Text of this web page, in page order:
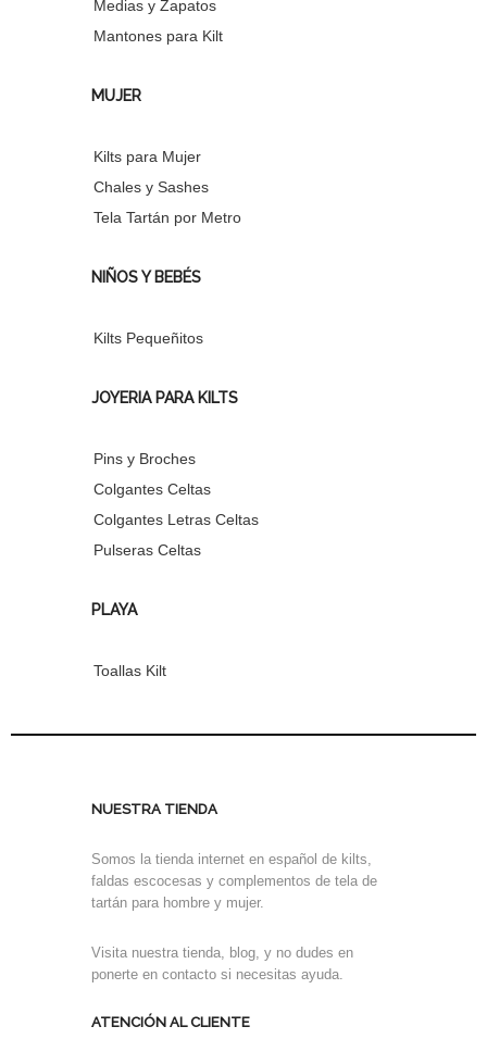
Medias y Zapatos
Mantones para Kilt
MUJER
Kilts para Mujer
Chales y Sashes
Tela Tartán por Metro
NIÑOS Y BEBÉS
Kilts Pequeñitos
JOYERIA PARA KILTS
Pins y Broches
Colgantes Celtas
Colgantes Letras Celtas
Pulseras Celtas
PLAYA
Toallas Kilt
NUESTRA TIENDA
Somos la tienda internet en español de kilts,
faldas escocesas y complementos de tela de
tartán para hombre y mujer.
Visita nuestra tienda, blog, y no dudes en
ponerte en contacto si necesitas ayuda.
ATENCIÓN AL CLIENTE